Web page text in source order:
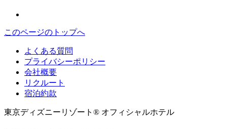
このページのトップへ
よくある質問
プライバシーポリシー
会社概要
リクルート
宿泊約款
東京ディズニーリゾート® オフィシャルホテル